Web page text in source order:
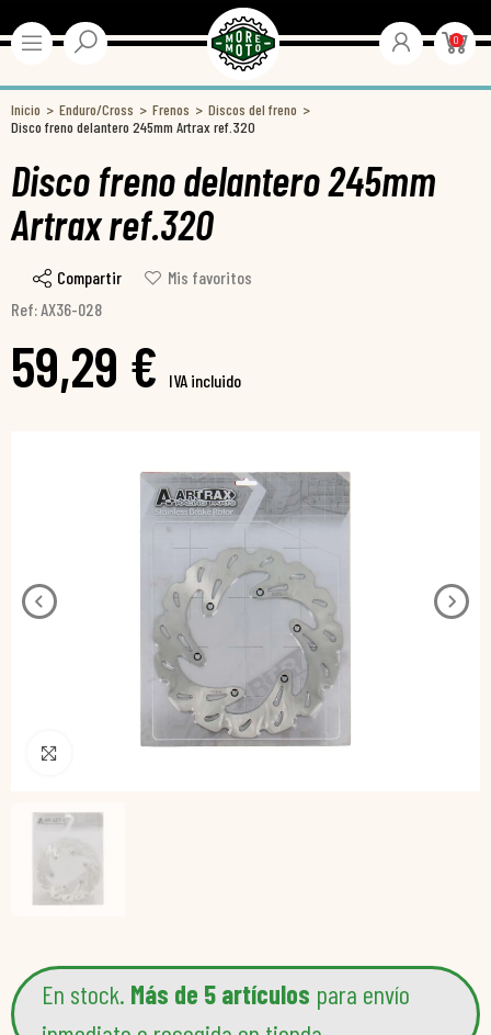
0
Inicio Enduro/Cross Frenos
Discos del freno
Disco freno delantero 245mm Artrax ref.320
Disco freno delantero 245mm
Artrax ref.320
Compartir
Mis favoritos
Ref: AX36-028
59,29 € IVA incluido
Pincha para agrandar
En stock. Más de 5 artículos para envío